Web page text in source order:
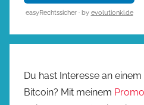
easyRechtssicher · by evolutionki.de
Du hast Interesse an
Bitcoin? Mit meinem